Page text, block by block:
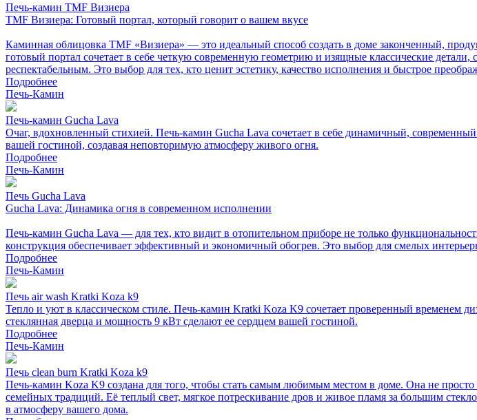
Печь-камин TMF Визиера
TMF Визиера: Готовый портал, который говорит о вашем вкусе
Каминная облицовка TMF «Визиера» — это идеальный способ создать в доме законченный,
готовый портал сочетает в себе четкую современную геометрию и изящные классические
респектабельным. Это выбор для тех, кто ценит эстетику, качество исполнения и быстрое
Подробнее
Печь-Камин
Печь-камин Gucha Lava
Очаг, вдохновленный стихией. Печь-камин Gucha Lava сочетает в себе динамичный,
вашей гостиной, создавая неповторимую атмосферу живого огня.
Подробнее
Печь-Камин
Печь Gucha Lava
Gucha Lava: Динамика огня в современном исполнении
Печь-камин Gucha Lava — для тех, кто видит в отопительном приборе не только
конструкция обеспечивает эффективный и экономичный обогрев. Это выбор для смелых
Подробнее
Печь-Камин
Печь air wash Kratki Koza k9
Тепло и уют в классическом стиле. Печь-камин Kratki Koza K9 сочетает проверенный временем
стеклянная дверца и мощность 9 кВт сделают ее сердцем вашей гостиной.
Подробнее
Печь-Камин
Печь clean burn Kratki Koza k9
Печь-камин Koza K9 создана для того, чтобы стать самым любимым местом в доме. Она не
семейных традиций. Её теплый свет, мягкое потрескивание дров и живое пламя за большим
в атмосферу вашего дома.